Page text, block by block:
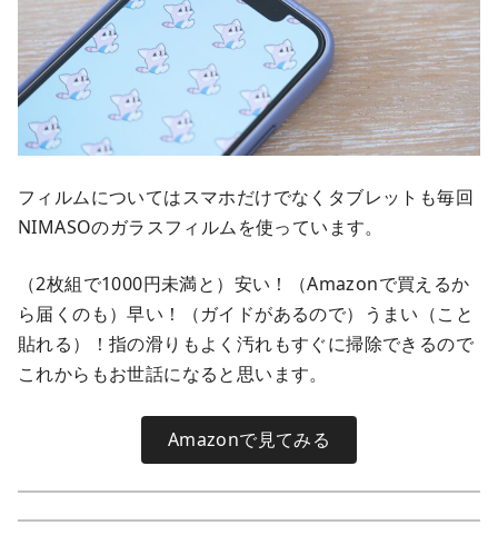
フィルムについてはスマホだけでなくタブレットも毎回
NIMASOのガラスフィルムを使っています。
（2枚組で1000円未満と）安い！（Amazonで買えるか
ら届くのも）早い！（ガイドがあるので）うまい（こと
貼れる）！指の滑りもよく汚れもすぐに掃除できるので
これからもお世話になると思います。
Amazonで見てみる